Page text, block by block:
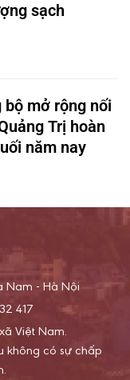
sạch
mở rộng nối
Trị hoàn
năm nay
Nam - Hà Nội
417
Việt Nam.
không có sự chấp